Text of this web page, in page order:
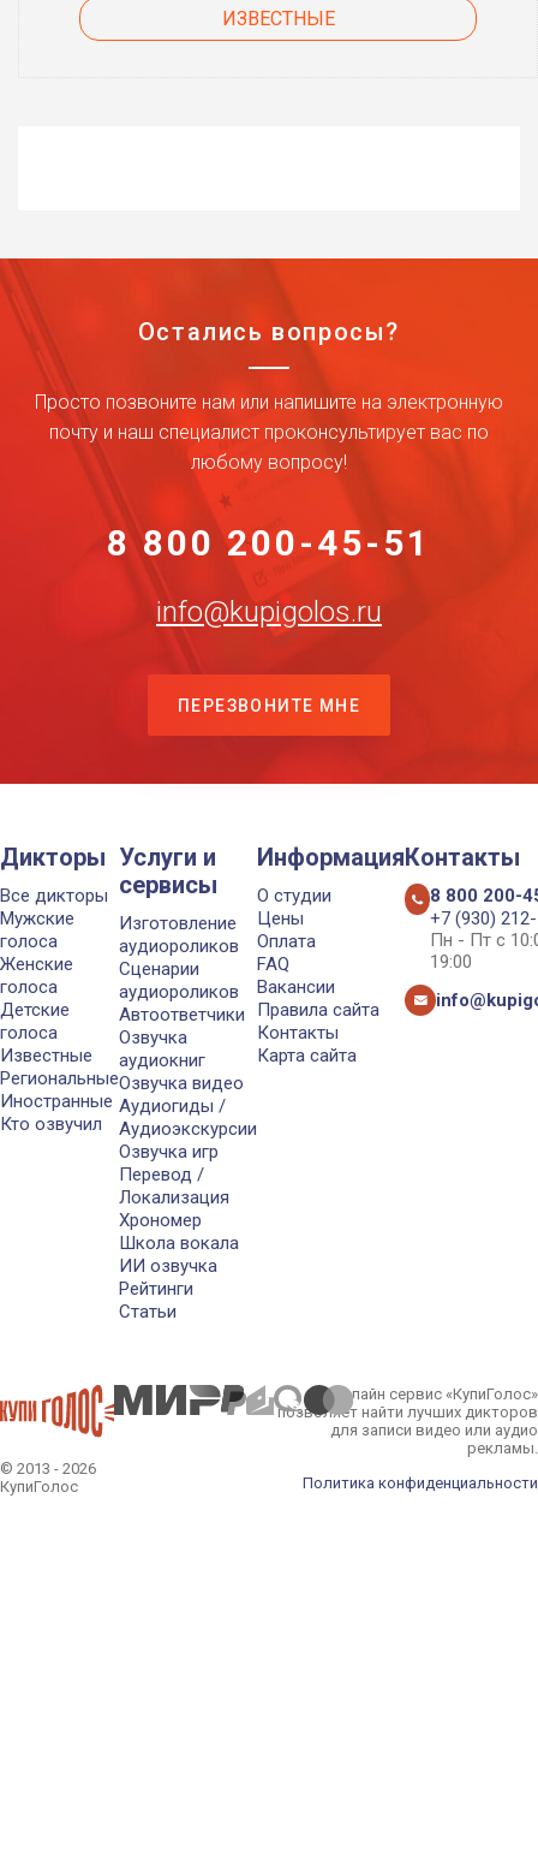
ИЗВЕСТНЫЕ
Остались вопросы?
Просто позвоните нам или напишите на электронную
почту и наш специалист проконсультирует вас по
любому вопросу!
8 800 200-45-51
info@kupigolos.ru
ПЕРЕЗВОНИТЕ МНЕ
Дикторы
Все дикторы
Мужские
голоса
Женские
голоса
Детские
голоса
Известные
Региональные
Иностранные
Кто озвучил
Услуги и
сервисы
Изготовление
аудиороликов
Сценарии
аудиороликов
Автоответчики
Озвучка
аудиокниг
Озвучка видео
Аудиогиды /
Аудиоэкскурсии
Озвучка игр
Перевод /
Локализация
Хрономер
Школа вокала
ИИ озвучка
Рейтинги
Статьи
Информация
О студии
Цены
Оплата
FAQ
Вакансии
Правила сайта
Контакты
Карта сайта
Контакты
8 800 200-
+7 (930)
Пн - Пт с
19:00
© 2013 - 2026
КупиГолос
Онлайн сервис «КупиГолос»
позволяет найти лучших дикторов
для записи видео или аудио
рекламы.
Политика конфиденциальности